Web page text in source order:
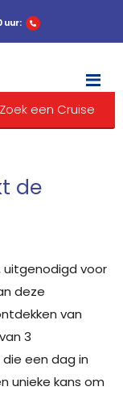
uur:
Zoek een Cruise
de
uitgenodigd voor
deze
van
3
een dag in
unieke kans om